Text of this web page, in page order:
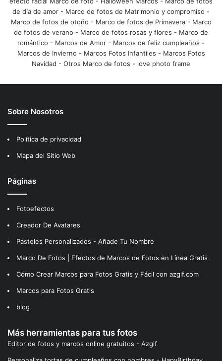
de día de amor - Marco de fotos de Matrimonio y compromiso -
Marco de fotos de otoño - Marco de fotos de Primavera- Marco
de fotos de verano - Marco de fotos rosas y flores - Marco de
romántico - Marcos de Amor - Marcos de feliz cumpleaños -
Marcos de Invierno - Marcos Fotos Infantiles - Marcos Fotos
Navidad - Otros Marco de fotos - love photo frame
Sobre Nosotros
Política de privacidad
Mapa del Sitio Web
Páginas
Fotoefectos
Creador De Avatares
Pasteles Personalizados - Añade Tu Nombre
Marco De Fotos | Efectos de Marcos de Fotos en Línea Gratis
Cómo Crear Marcos para Fotos Gratis y Fácil con azgif.com
Marcos para Fotos Gratis
blog
Más herramientas para tus fotos
Editor de fotos y marcos online gratuitos - Azgif